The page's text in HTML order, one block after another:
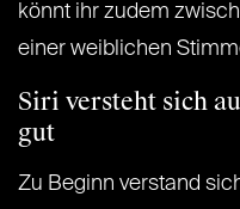
könnt ihr zudem
einer weiblichen
Siri versteht sich
gut
Zu Beginn verstand